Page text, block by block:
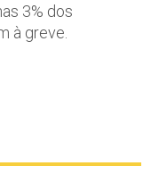
3% dos
à greve.